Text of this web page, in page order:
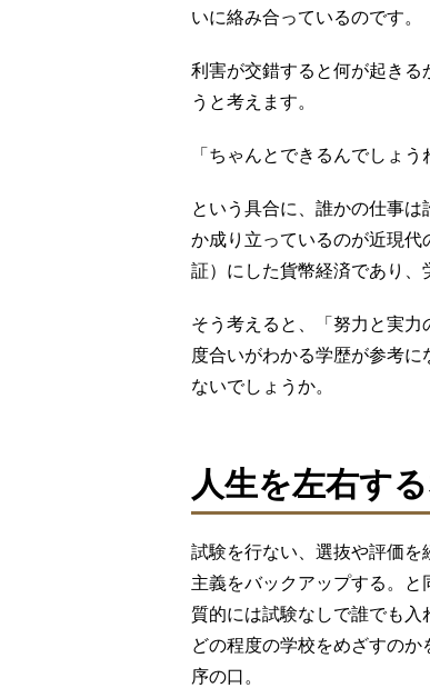
いに絡み合っているのです。
利害が交錯すると何が起きる
うと考えます。
「ちゃんとできるんでしょ
という具合に、誰かの仕事
か成り立っているのが近現
証）にした貨幣経済であり、
そう考えると、「努力と実
度合いがわかる学歴が参考
ないでしょうか。
人生を左右す
試験を行ない、選抜や評価を
主義をバックアップする。
質的には試験なしで誰でも入
どの程度の学校をめざすの
序の口。